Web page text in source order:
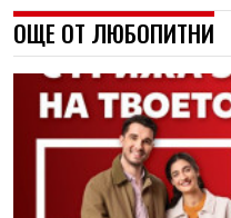
ОЩЕ ОТ ЛЮБОПИТНИ